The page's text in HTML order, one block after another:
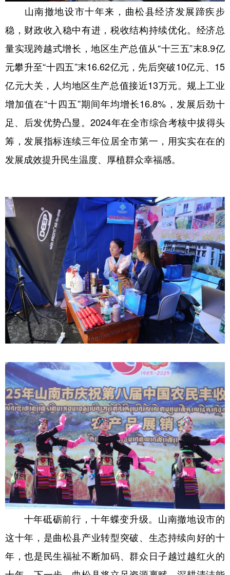
山南撤地设市十年来，曲松县经济发展蹄疾步
稳，财政收入稳中有进，税收结构持续优化。经济总
量实现跨越式增长，地区生产总值从“十三五”末8.9亿
元攀升至“十四五”末16.62亿元，先后突破10亿元、15
亿元大关，人均地区生产总值接近13万元。规上工业
增加值在“十四五”期间年均增长16.8%，发展后劲十
足、后发优势凸显。2024年在全市综合考核中拔得头
筹，发展指标连续三年位居全市第一，用实实在在的
发展成效提升民生温度、厚植群众幸福感。
十年砥砺前行，十年蝶变升级。山南撤地设市的
这十年，是曲松县产业转型突破、生态持续向好的十
年，也是民生福祉不断加码、群众日子越过越红火的